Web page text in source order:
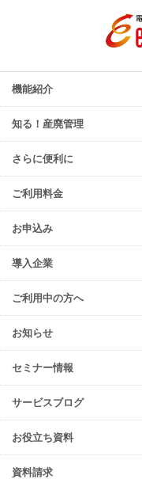
機能紹介
知る！産廃管理
知る！産廃管理
初級編
中級編
上級編
さらに便利に
さらに便利に
TansoMiru産廃
多量排出行政報告支援サー
再生資源利用促進支援サ
er-contract
遠隔承認モデル
JWNETデータ取込機能
パッケージソフト
ご利用料金
ご利用料金
排出事業者様
収集運搬・
お申込み
お申込み
e-reverse.com
TansoMiru産廃
多量排出行政報告支援サ
er-contract
再生資源利用促進支援サー
導入企業
導入企業
収集運搬業者・
排出事業者一覧
導入事例一覧
ご利用中の方へ
ご利用中の方へ
各種お手続き
ご登録情報変更
初期設定方法
動作環境
会員規約
サービスの可用性とセキ
よくあるご質問
お知らせ
お知らせ
ニュースリリース
メンテナンス
障害情報
機能リリース
イベント
セミナー情報
サービスブログ
お役立ち資料
資料請求